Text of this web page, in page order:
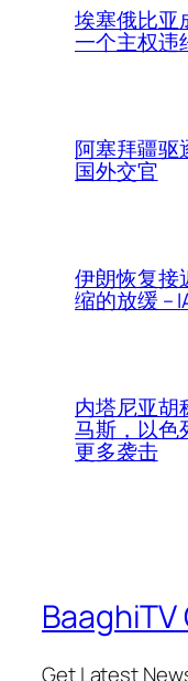
埃塞俄比亚
一个主权违
阿塞拜疆驱
国外交官
伊朗恢复接
缩的放缓 –
内塔尼亚胡
马斯，以色
更多袭击
Get Latest